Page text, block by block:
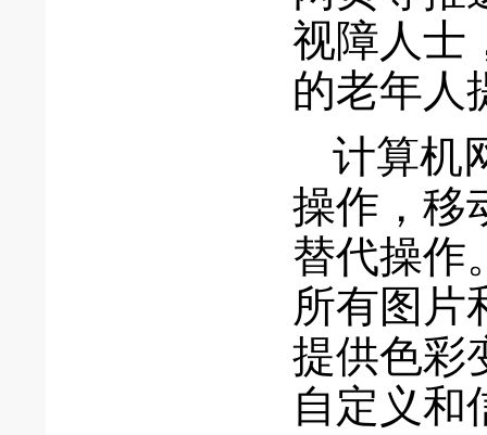
视障人士
的老年人
计算机
操作，移
替代操作
所有图片
提供色彩
自定义和